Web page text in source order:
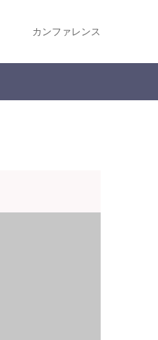
カンファレンス